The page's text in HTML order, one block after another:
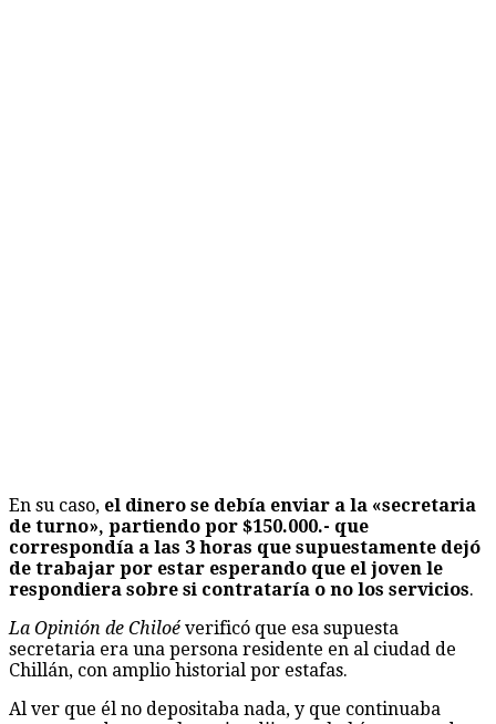
En su caso, el dinero se debía enviar a la «secretaria
de turno», partiendo por $150.000.- que
correspondía a las 3 horas que supuestamente dejó
de trabajar por estar esperando que el joven le
respondiera sobre si contrataría o no los servicios.
La Opinión de Chiloé verificó que esa supuesta
secretaria era una persona residente en al ciudad de
Chillán, con amplio historial por estafas.
Al ver que él no depositaba nada, y que continuaba